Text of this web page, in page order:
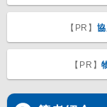
【PR】
【PR】